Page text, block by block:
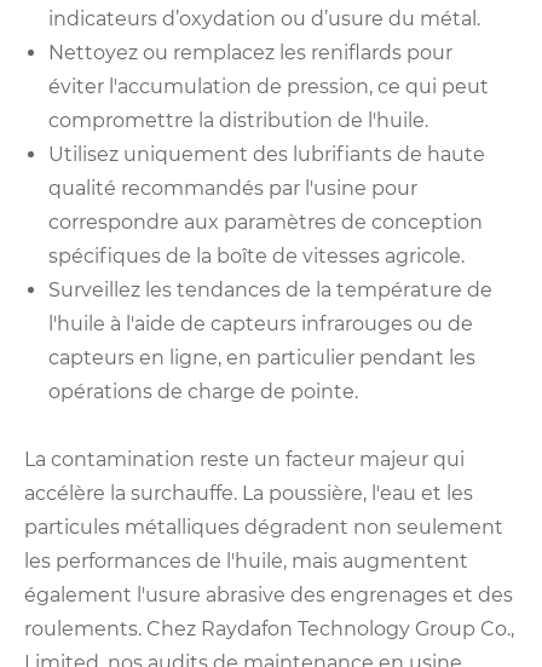
indicateurs d’oxydation ou d’usure du métal.
Nettoyez ou remplacez les reniflards pour
éviter l'accumulation de pression, ce qui peut
compromettre la distribution de l'huile.
Utilisez uniquement des lubrifiants de haute
qualité recommandés par l'usine pour
correspondre aux paramètres de conception
spécifiques de la boîte de vitesses agricole.
Surveillez les tendances de la température de
l'huile à l'aide de capteurs infrarouges ou de
capteurs en ligne, en particulier pendant les
opérations de charge de pointe.
La contamination reste un facteur majeur qui
accélère la surchauffe. La poussière, l'eau et les
particules métalliques dégradent non seulement
les performances de l'huile, mais augmentent
également l'usure abrasive des engrenages et des
roulements. Chez Raydafon Technology Group Co.,
Limited, nos audits de maintenance en usine